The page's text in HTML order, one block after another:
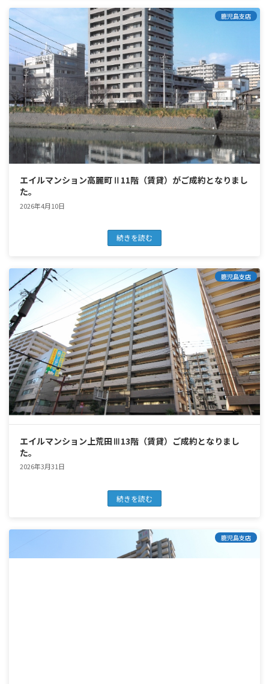
鹿児島支店
エイルマンション高麗町Ⅱ11階（賃貸）がご成約となりまし
た。
2026年4月10日
続きを読む
鹿児島支店
エイルマンション上荒田Ⅲ13階（賃貸）ご成約となりまし
た。
2026年3月31日
続きを読む
鹿児島支店